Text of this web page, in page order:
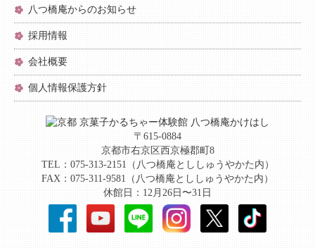
八つ橋庵からのお知らせ
採用情報
会社概要
個人情報保護方針
〒615-0884
京都市右京区西京極郡町8
TEL：075-313-2151（八つ橋庵とししゅうやかた内）
FAX：075-311-9581（八つ橋庵とししゅうやかた内）
休館日：12月26日〜31日